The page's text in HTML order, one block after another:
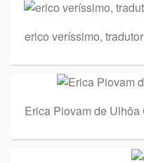
erico veríssimo,
Erica Piovam de Ulhôa